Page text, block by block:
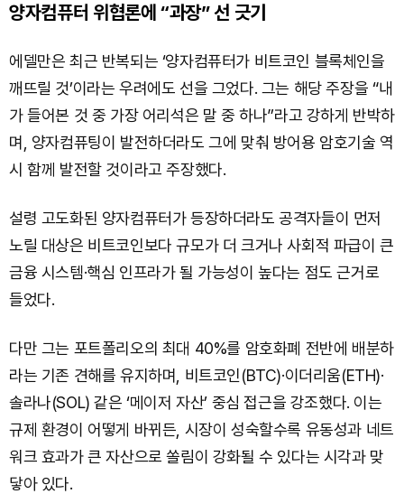
양자컴퓨터 위협론에 “과장” 선 긋기
에델만은 최근 반복되는 ‘양자컴퓨터가 비트코인 블록체인을
깨뜨릴 것’이라는 우려에도 선을 그었다. 그는 해당 주장을 “내
가 들어본 것 중 가장 어리석은 말 중 하나”라고 강하게 반박하
며, 양자컴퓨팅이 발전하더라도 그에 맞춰 방어용 암호기술 역
시 함께 발전할 것이라고 주장했다.
설령 고도화된 양자컴퓨터가 등장하더라도 공격자들이 먼저
노릴 대상은 비트코인보다 규모가 더 크거나 사회적 파급이 큰
금융 시스템·핵심 인프라가 될 가능성이 높다는 점도 근거로
들었다.
다만 그는 포트폴리오의 최대 40%를 암호화폐 전반에 배분하
라는 기존 견해를 유지하며, 비트코인(BTC)·이더리움(ETH)·
솔라나(SOL) 같은 ‘메이저 자산’ 중심 접근을 강조했다. 이는
규제 환경이 어떻게 바뀌든, 시장이 성숙할수록 유동성과 네트
워크 효과가 큰 자산으로 쏠림이 강화될 수 있다는 시각과 맞
닿아 있다.